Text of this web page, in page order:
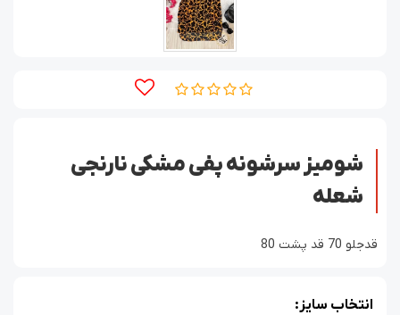
شومیز سرشونه پفی مشکی نارنجی
شعله
قدجلو 70 قد پشت 80
انتخاب سایز: